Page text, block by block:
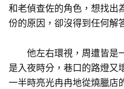
和老偵查佐的角色，想找出
份的原因，卻沒得到任何解
他左右環視，周遭皆是
是入夜時分，巷口的路燈又
一半時亮光冉冉地從燒臘店